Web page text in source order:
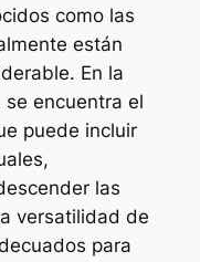
como las
están
En la
encuentra el
puede incluir
las
versatilidad de
para